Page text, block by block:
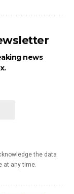
news
the data
at any time.